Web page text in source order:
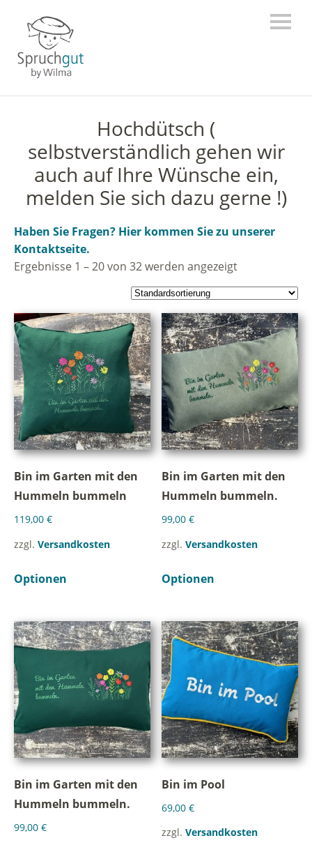
Hochdütsch (
selbstverständlich gehen wir
auch auf Ihre Wünsche ein,
melden Sie sich dazu gerne !)
Haben Sie Fragen? Hier kommen Sie zu unserer
Kontaktseite.
Ergebnisse 1 – 20 von 32 werden angezeigt
Bin im Garten mit den
Hummeln bummeln
119,00 €
zzgl. Versandkosten
Optionen
Bin im Garten mit den
Hummeln bummeln.
99,00€
zzgl.Versandkosten
Optionen
Bin im Garten mit den
Hummeln bummeln.
99,00 €
Bin im Pool
69,00€
zzgl.Versandkosten